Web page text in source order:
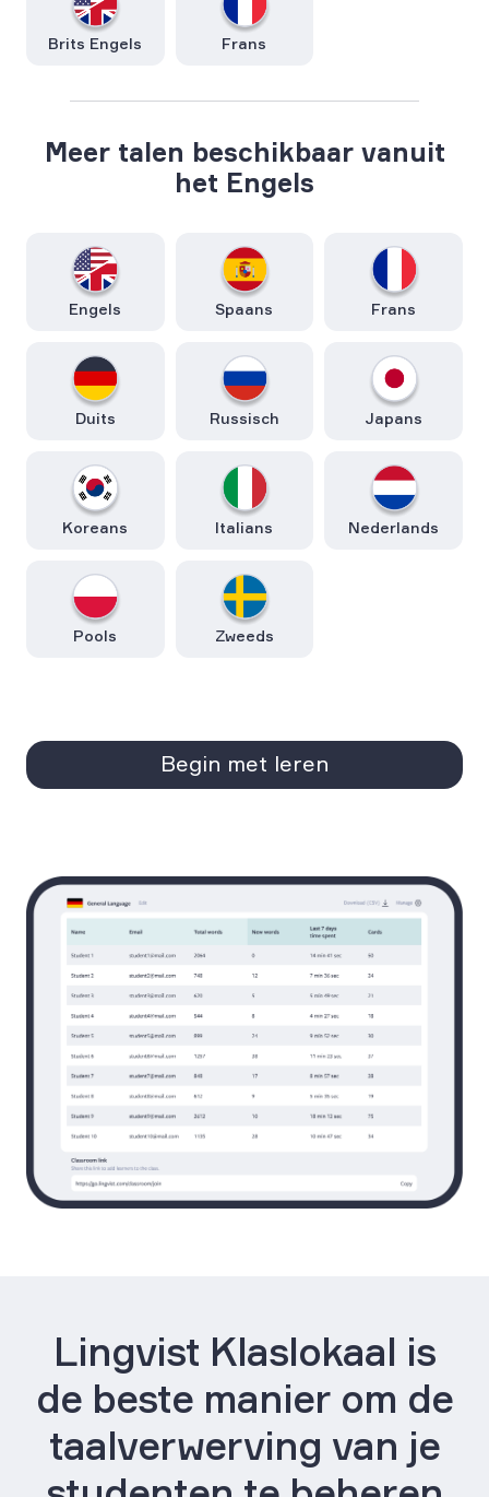
Brits Engels Frans
Meer talen beschikbaar vanuit
het Engels
Engels Spaans Frans
Duits Russisch Japans
Koreans Italians Nederlands
Pools Zweeds
Begin met leren
Lingvist Klaslokaal is
de beste manier om de
taalverwerving van je